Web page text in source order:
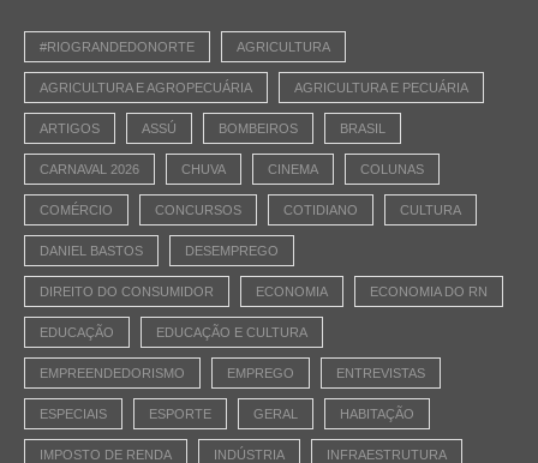
#RIOGRANDEDONORTE AGRICULTURA
AGRICULTURA E AGROPECUÁRIA AGRICULTURA E PECUÁRIA
ARTIGOS ASSÚ BOMBEIROS BRASIL
CARNAVAL 2026 CHUVA CINEMA COLUNAS
COMÉRCIO CONCURSOS COTIDIANO CULTURA
DANIEL BASTOS DESEMPREGO
DIREITO DO CONSUMIDOR ECONOMIA ECONOMIA DO RN
EDUCAÇÃO EDUCAÇÃO E CULTURA
EMPREENDEDORISMO EMPREGO ENTREVISTAS
ESPECIAIS ESPORTE GERAL HABITAÇÃO
IMPOSTO DE RENDA INDÚSTRIA INFRAESTRUTURA